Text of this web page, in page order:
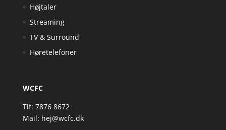
Højtaler
Streaming
TV & Surround
Høretelefoner
WCFC
Tlf: 7876 8672
Mail: hej@wcfc.dk